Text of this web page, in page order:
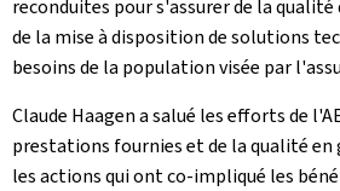
reconduites pour s'assurer de la
de la mise à disposition de solutions
besoins de la population visée par
Claude Haagen a salué les efforts de
prestations fournies et de la qualité
les actions qui ont co-impliqué les